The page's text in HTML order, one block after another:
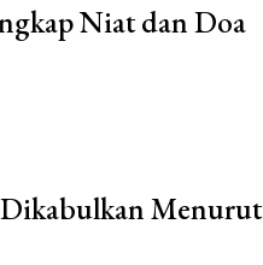
Niat dan Doa
Dikabulkan Menurut